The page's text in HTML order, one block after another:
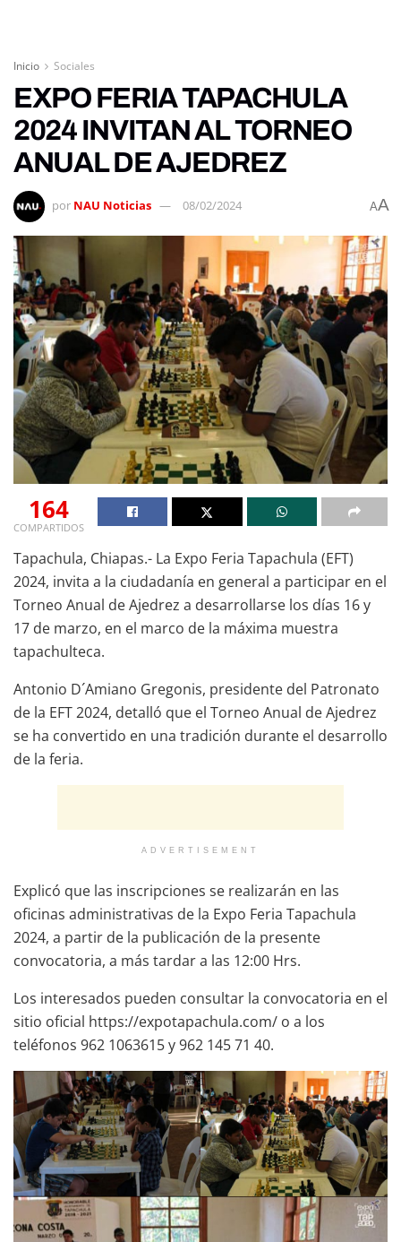
Inicio Sociales
EXPO FERIA TAPACHULA
2024 INVITAN AL TORNEO
ANUAL DE AJEDREZ
por NAU Noticias 08/02/2024 AA
164
COMPARTIDOS
Tapachula, Chiapas.- La Expo Feria Tapachula (EFT)
2024, invita a la ciudadanía en general a participar en el
Torneo Anual de Ajedrez a desarrollarse los días 16 y
17 de marzo, en el marco de la máxima muestra
tapachulteca.
Antonio D´Amiano Gregonis, presidente del Patronato
de la EFT 2024, detalló que el Torneo Anual de Ajedrez
se ha convertido en una tradición durante el desarrollo
de la feria.
ADVERTISEMENT
Explicó que las inscripciones se realizarán en las
oficinas administrativas de la Expo Feria Tapachula
2024, a partir de la publicación de la presente
convocatoria, a más tardar a las 12:00 Hrs.
Los interesados pueden consultar la convocatoria en el
sitio oficial https://expotapachula.com/ o a los
teléfonos 962 1063615 y 962 145 71 40.